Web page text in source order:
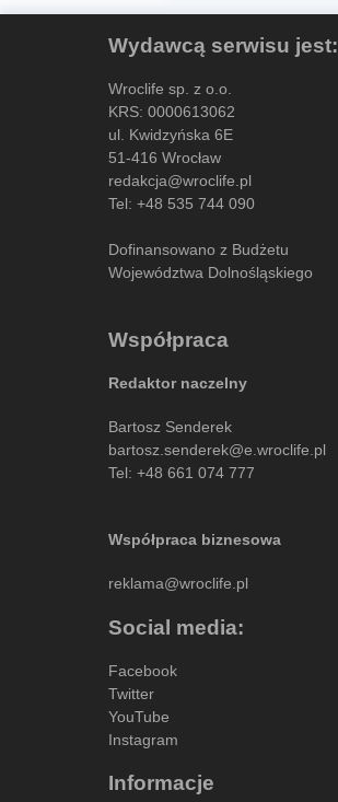
Wydawcą serwisu jest:
Wroclife sp. z o.o.
KRS: 0000613062
ul. Kwidzyńska 6E
51-416 Wrocław
redakcja@wroclife.pl
Tel: +48 535 744 090
Dofinansowano z Budżetu
Województwa Dolnośląskiego
Współpraca
Redaktor naczelny
Bartosz Senderek
bartosz.senderek@e.wroclife.pl
Tel: +48 661 074 777
Współpraca biznesowa
reklama@wroclife.pl
Social media:
Facebook
Twitter
YouTube
Instagram
Informacje